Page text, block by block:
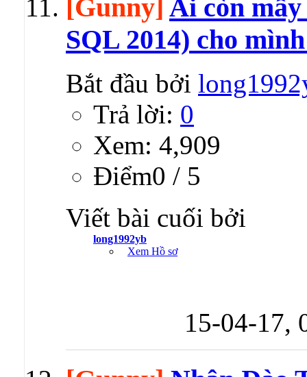
[Gunny] Ai còn
SQL 2014) cho
Bắt đầu bởi
Trả lời: 0
Xem: 4,909
Ðiểm0 / 5
Viết bài cuối bởi
long1992yb
Xem Hồ sơ
15-04-17,